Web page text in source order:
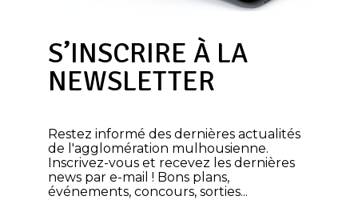
S’INSCRIRE À LA
NEWSLETTER
Restez informé des dernières actualités
de l'agglomération mulhousienne.
Inscrivez-vous et recevez les dernières
news par e-mail ! Bons plans,
événements, concours, sorties...